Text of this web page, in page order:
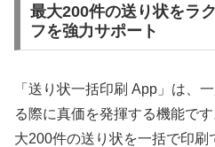
最大200件の送り状をラ
フを強力サポート
「送り状一括印刷 App」は、
る際に真価を発揮する機能で
大200件の送り状を一括で印刷